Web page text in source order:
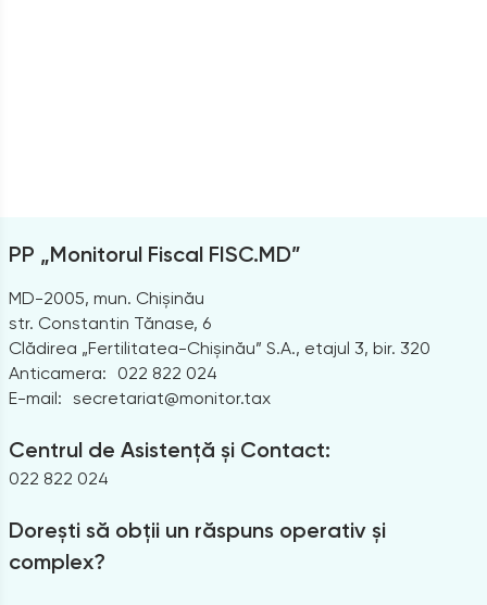
PP „Monitorul Fiscal FISC.MD”
MD-2005, mun. Chișinău
str. Constantin Tănase, 6
Clădirea „Fertilitatea-Chișinău” S.A., etajul 3, bir. 320
Anticamera:
022 822 024
E-mail: secretariat@monitor.tax
Centrul de Asistență și Contact:
022 822 024
Dorești să obții un răspuns operativ și
complex?